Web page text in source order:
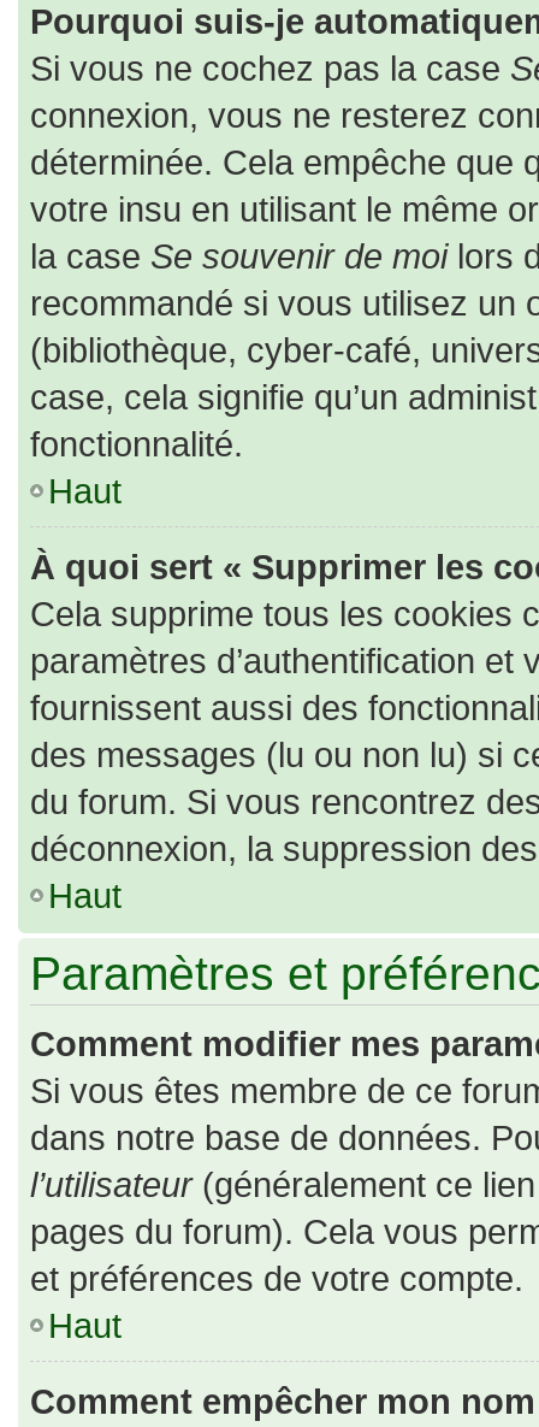
Pourquoi suis-je
Si vous ne cochez pas la case
connexion, vous ne resterez
déterminée. Cela empêche que
votre insu en utilisant le même
la case Se souvenir de moilors
recommandé si vous utilisez un
(bibliothèque, cyber-café,
case, cela signifie qu’un
fonctionnalité.
Haut
À quoi sert « Supprimer les
Cela supprime tous les cookies
paramètres d’authentification
fournissent aussi des
des messages (lu ou non lu) si
du forum. Si vous rencontrez
déconnexion, la suppression
Haut
Paramètres et
Comment modifier mes
Si vous êtes membre de ce
dans notre base de données.
l’utilisateur(généralement ce
pages du forum). Cela vous
et préférences de votre compte.
Haut
Comment empêcher mon